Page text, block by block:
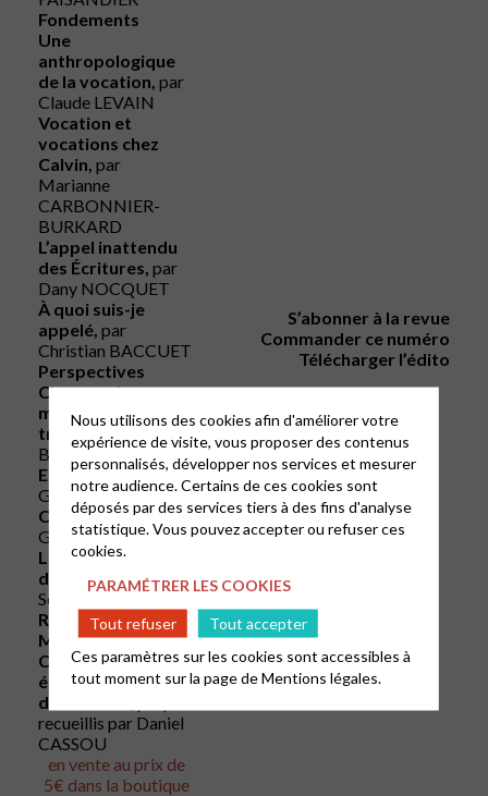
Fondements
Une
anthropologique
de la vocation, par
Claude LEVAIN
Vocation et
vocations chez
Calvin, par
Marianne
CARBONNIER-
BURKARD
L’appel inattendu
des Écritures, par
Dany NOCQUET
À quoi suis-je
appelé, par
Christian BACCUET
Perspectives
Changer de
méthode de
travail,par Corinne
BITAUD
En route !par
Gwenaël BOULET
Connexions,par
Georges LETELLIER
La vocation des
diaconesses,par
Soeur MIREILLE
Rencontrer
Marie-Pierre
Cournot : une
écoute attentive
de l’humain,
recueillis par Daniel
CASSOU
en vente au prix de
5€ dans la boutique
S’abonner à la revue
Commander ce numéro
Télécharger l’édito
Nous utilisons des cookies afin d'améliorer votre
expérience de visite, vous proposer des contenus
personnalisés, développer nos services et mesurer
notre audience. Certains de ces cookies sont
déposés par des services tiers à des fins d'analyse
statistique. Vous pouvez accepter ou refuser ces
cookies.
PARAMÉTRER LES COOKIES
Tout refuser
Tout accepter
Ces paramètres sur les cookies sont accessibles à
tout moment sur la page deMentions légales.